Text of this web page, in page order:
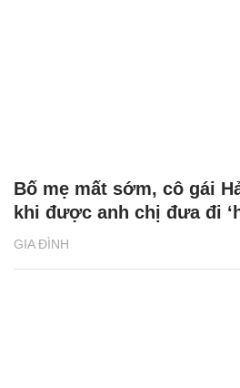
GIA ĐÌNH
Bố mẹ mất sớm, cô gái
khi được anh chị đưa đi